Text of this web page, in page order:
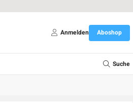
Anmelden Aboshop
Suche